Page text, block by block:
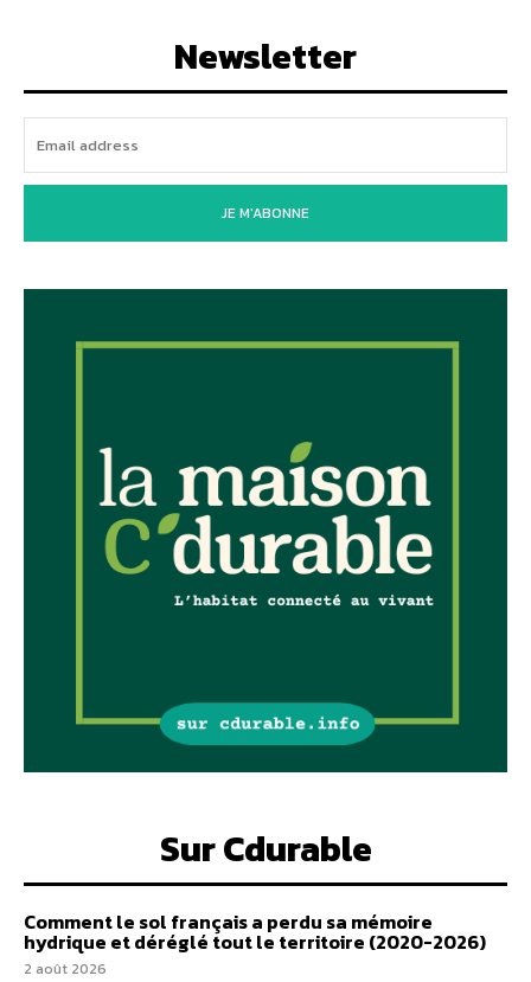
Newsletter
JE M'ABONNE
Sur Cdurable
Comment le sol français a perdu sa mémoire
hydrique et déréglé tout le territoire (2020-2026)
2 août 2026